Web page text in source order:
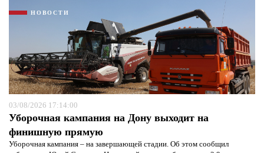
НОВОСТИ
03/08/2026 17:14:00
Уборочная кампания на Дону выходит на
финишную прямую
Уборочная кампания – на завершающей стадии. Об этом сообщил